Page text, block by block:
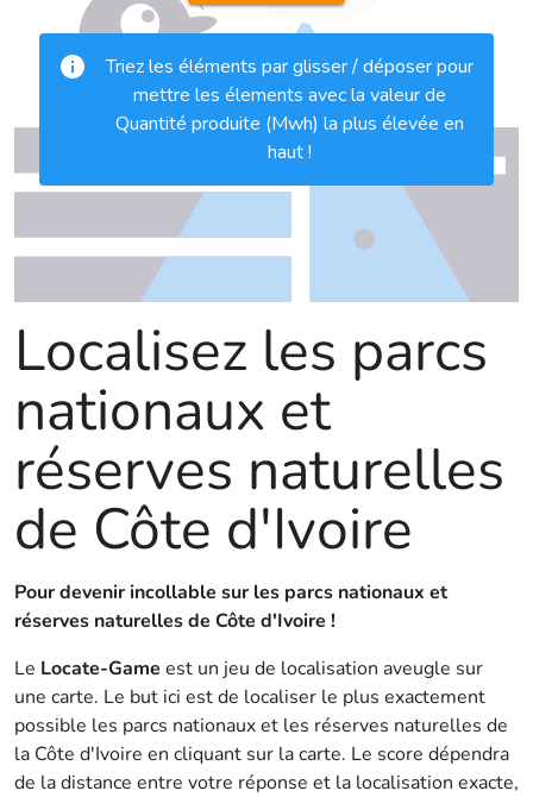
Localisez les parcs
nationaux et
réserves naturelles
de Côte d'Ivoire
Pour devenir incollable sur les parcs nationaux et
réserves naturelles de Côte d'Ivoire !
Le Locate-Game est un jeu de localisation aveugle sur
une carte. Le but ici est de localiser le plus exactement
possible les parcs nationaux et les réserves naturelles de
la Côte d'Ivoire en cliquant sur la carte. Le score dépendra
de la distance entre votre réponse et la localisation exacte,